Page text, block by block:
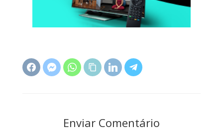
Enviar Comentário